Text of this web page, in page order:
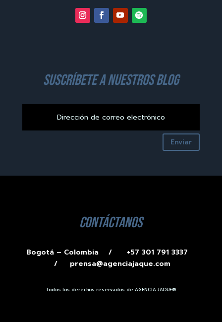
suscríbete a nuestros blog
Enviar
contáctanos
Bogotá – Colombia /
+57 301 791 3337
/ prensa@agenciajaque.com
Todos los derechos reservados de AGENCIA JAQUE®